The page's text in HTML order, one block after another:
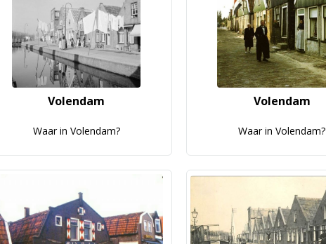
Volendam
Waar in Volendam?
Volendam
Waar in Volendam?